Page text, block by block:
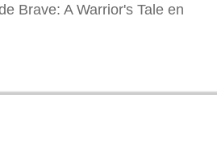
Brave: A Warrior's Tale en